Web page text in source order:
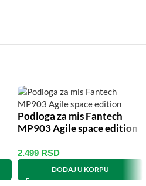
Podloga za mis Fantech
MP903 Agile space edition
2.499 RSD
DODAJ U KORPU